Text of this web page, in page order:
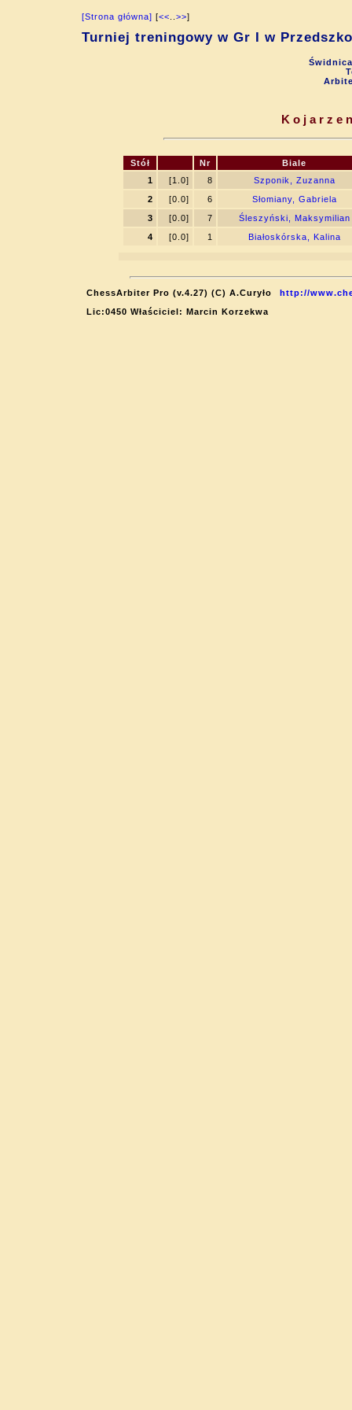
[Strona główna] [<< >>]
Turniej treningowy w Gr I w
Stół Nr
Biale
1
[1.0] 8
Szponik, Zuzanna
2
[0.0] 6
Słomiany, Gabriela
3
[0.0] 7
Śleszyński, Maksymilian
4
[0.0] 1 Białoskórska, Kalina
ChessArbiter Pro (v.4.27) (C) A.Curyło
http://
Lic:0450 Właściciel: Marcin Korzekwa